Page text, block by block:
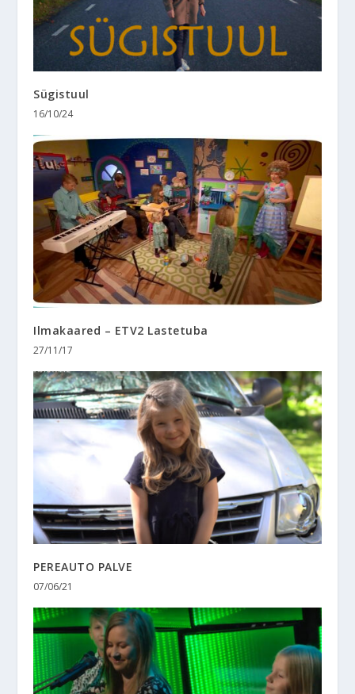
Sügistuul
16/10/24
Ilmakaared – ETV2 Lastetuba
27/11/17
PEREAUTO PALVE
07/06/21